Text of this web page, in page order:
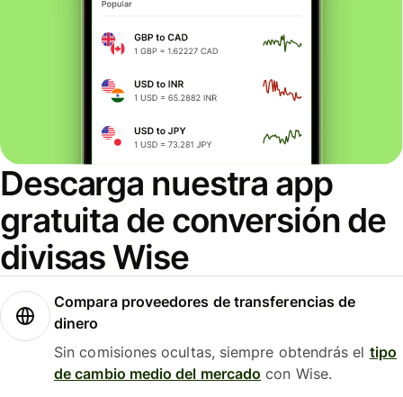
Descarga nuestra app
gratuita de conversión de
divisas Wise
Compara proveedores de transferencias de
dinero
Sin comisiones ocultas, siempre obtendrás el tipo
de cambio medio del mercado con Wise.